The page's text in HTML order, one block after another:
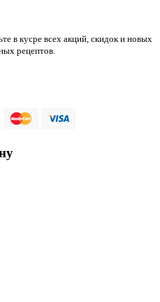
в кусре всех акций, скидок и новых
рецептов.